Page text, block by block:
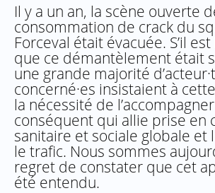
Il y a un an, la scène ouverte
consommation de crack du
Forceval était évacuée. S’il
que ce démantèlement était
une grande majorité
concerné·es insistaient à
la nécessité de
conséquent qui allie prise en
sanitaire et sociale globale et
le trafic. Nous sommes
regret de constater que cet
été entendu.